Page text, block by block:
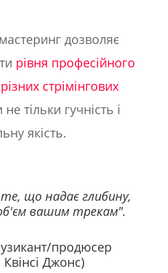
дозволяє
рівня професійного
стрімінгових
тільки гучність і
якість.
що надає глибину,
вашим трекам".
продюсер
Джонс)